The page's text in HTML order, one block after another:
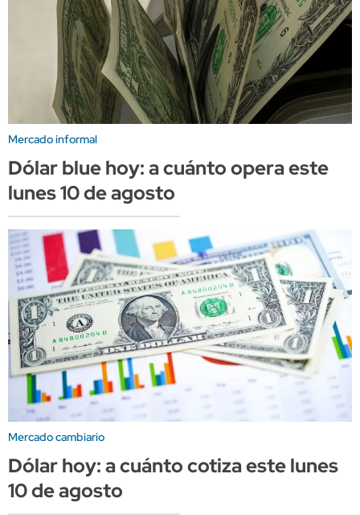
Mercado informal
Dólar blue hoy: a cuánto opera este
lunes 10 de agosto
Mercado cambiario
Dólar hoy: a cuánto cotiza este lunes
10 de agosto